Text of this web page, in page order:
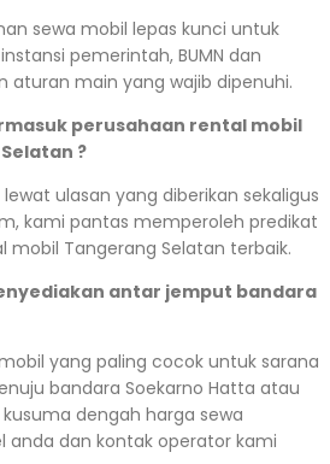
sewa mobil lepas kunci untuk
pemerintah, BUMN dan
aturan main yang wajib dipenuhi.
perusahaan rental mobil
?
ulasan yang diberikan sekaligus
kami pantas memperoleh predikat
mobil Tangerang Selatan terbaik.
antar jemput bandara
yang paling cocok untuk sarana
bandara Soekarno Hatta atau
dengah harga sewa
anda dan kontak operator kami